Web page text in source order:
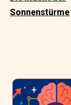
Sonnenstürme